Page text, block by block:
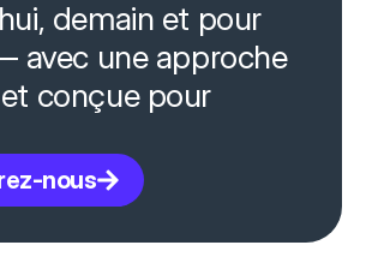
demain et pour
avec une approche
conçue pour
nous